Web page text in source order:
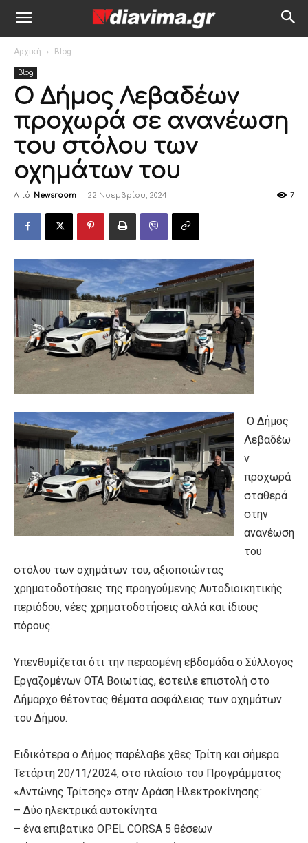
Αρχική Blog
Blog
Ο Δήμος Λεβαδέων
προχωρά σε ανανέωση
του στόλου των
οχημάτων του
Από Newsroom - 22 Νοεμβρίου, 2024 7
Ο Δήμος
Λεβαδέω
ν
προχωρά
σταθερά
στην
ανανέωση
του
στόλου των οχημάτων του, αξιοποιώντας
χρηματοδοτήσεις της προηγούμενης Αυτοδιοικητικής
περιόδου, νέες χρηματοδοτήσεις αλλά και ίδιους
πόρους.
Υπενθυμίζεται ότι την περασμένη εβδομάδα ο Σύλλογος
Εργαζομένων ΟΤΑ Βοιωτίας, έστειλε επιστολή στο
Δήμαρχο θέτοντας θέματα ασφάλειας των οχημάτων
του Δήμου.
Ειδικότερα ο Δήμος παρέλαβε χθες Τρίτη και σήμερα
Τετάρτη 20/11/2024, στο πλαίσιο του Προγράμματος
«Αντώνης Τρίτσης» στην Δράση Ηλεκτροκίνησης:
– Δύο ηλεκτρικά αυτοκίνητα
– ένα επιβατικό OPEL CORSA 5 θέσεων